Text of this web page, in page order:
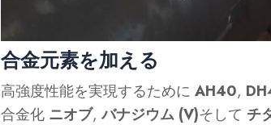
合金元素を加える
高強度性能を実現するために AH40,
合金化 ニオブ,バナジウム (V)そして チ